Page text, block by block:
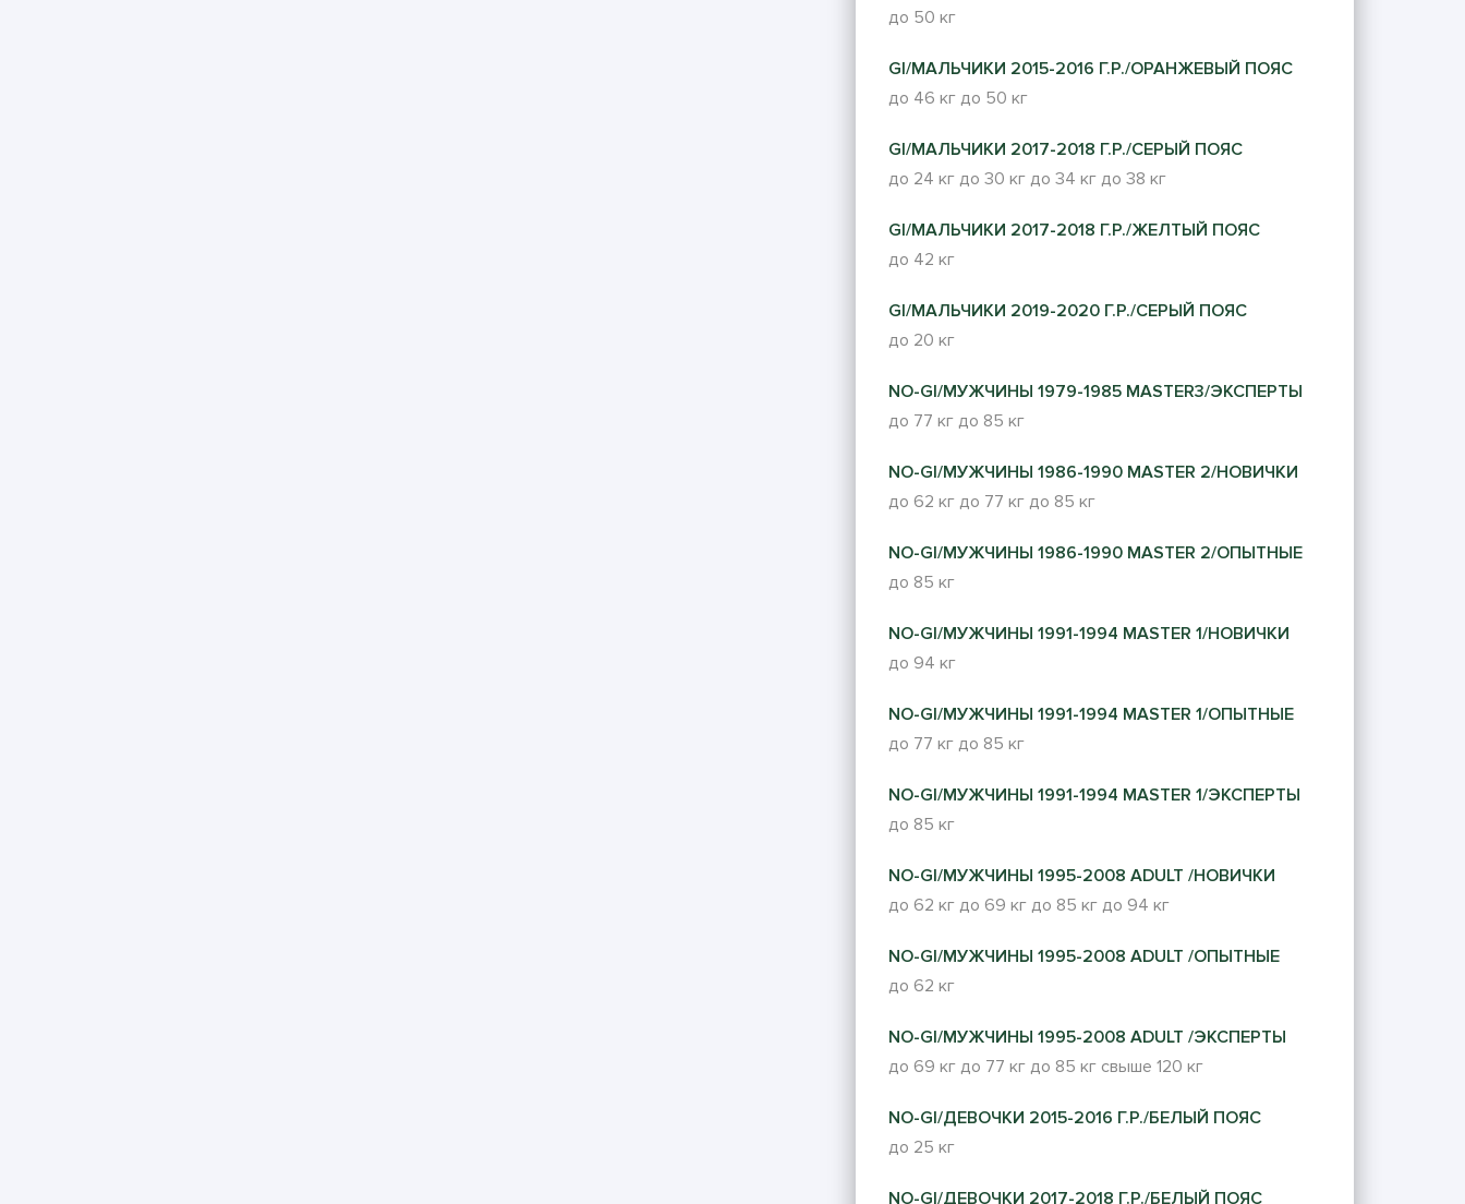
до 50 кг
GI/МАЛЬЧИКИ 2015-2016 Г.Р./ОРАНЖЕВЫЙ ПОЯС
до 46 кг до 50 кг
GI/МАЛЬЧИКИ 2017-2018 Г.Р./СЕРЫЙ ПОЯС
до 24 кг до 30 кг до 34 кг до 38 кг
GI/МАЛЬЧИКИ 2017-2018 Г.Р./ЖЕЛТЫЙ ПОЯС
до 42 кг
GI/МАЛЬЧИКИ 2019-2020 Г.Р./СЕРЫЙ ПОЯС
до 20 кг
NO-GI/МУЖЧИНЫ 1979-1985 MASTER3/ЭКСПЕРТЫ
до 77 кг до 85 кг
NO-GI/МУЖЧИНЫ 1986-1990 MASTER 2/НОВИЧКИ
до 62 кг до 77 кг до 85 кг
NO-GI/МУЖЧИНЫ 1986-1990 MASTER 2/ОПЫТНЫЕ
до 85 кг
NO-GI/МУЖЧИНЫ 1991-1994 MASTER 1/НОВИЧКИ
до 94 кг
NO-GI/МУЖЧИНЫ 1991-1994 MASTER 1/ОПЫТНЫЕ
до 77 кг до 85 кг
NO-GI/МУЖЧИНЫ 1991-1994 MASTER 1/ЭКСПЕРТЫ
до 85 кг
NO-GI/МУЖЧИНЫ 1995-2008 ADULT /НОВИЧКИ
до 62 кг до 69 кг до 85 кг до 94 кг
NO-GI/МУЖЧИНЫ 1995-2008 ADULT /ОПЫТНЫЕ
до 62 кг
NO-GI/МУЖЧИНЫ 1995-2008 ADULT /ЭКСПЕРТЫ
до 69 кг до 77 кг до 85 кг свыше 120 кг
NO-GI/ДЕВОЧКИ 2015-2016 Г.Р./БЕЛЫЙ ПОЯС
до 25 кг
NO-GI/ДЕВОЧКИ 2017-2018 Г.Р./БЕЛЫЙ ПОЯС